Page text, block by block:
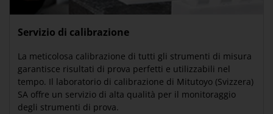
Servizio di calibrazione
La meticolosa calibrazione di tutti gli strumenti di misura
garantisce risultati di prova perfetti e utilizzabili nel
tempo. Il laboratorio di calibrazione di Mitutoyo (Svizzera)
SA offre un servizio di alta qualità per il monitoraggio
degli strumenti di prova.